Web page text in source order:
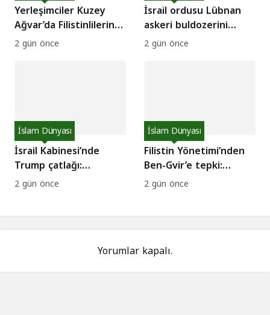
Yerleşimciler Kuzey
Ağvar’da Filistinlilerin
evlerine saldırdı!
2 gün önce
İsrail ordusu Lübnan
askeri buldozerini
hedef aldı: 1 asker
yaralı!
2 gün önce
İsrail Kabinesi’nde
Trump çatlağı:
Saldırılara devam
edilsin çağrısı!
İslam Dünyası
2 gün önce
Filistin Yönetimi’nden
Ben-Gvir’e tepki:
Kızılhaç yasağına
kınama!
İslam Dünyası
2 gün önce
Yorumlar kapalı.